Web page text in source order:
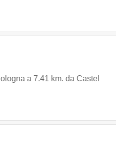
a 7.41 km. da Castel